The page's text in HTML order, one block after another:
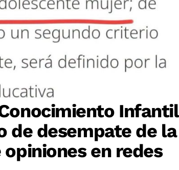
Infantil
de desempate de la
opiniones en redes